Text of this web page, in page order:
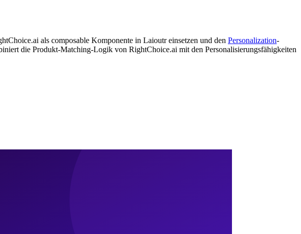
als composable Komponente in Laioutr einsetzen und den Personalization-
die Produkt-Matching-Logik von RightChoice.ai mit den Personalisierungsfähigkeiten